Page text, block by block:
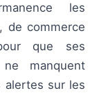
les
, de commerce
que ses
manquent
alertes sur les